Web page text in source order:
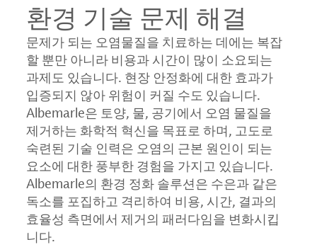
환경 기술 문제 해결
문제가 되는 오염물질을 치료하는 데에는 복잡
할 뿐만 아니라 비용과 시간이 많이 소요되는
과제도 있습니다. 현장 안정화에 대한 효과가
입증되지 않아 위험이 커질 수도 있습니다.
Albemarle은 토양, 물, 공기에서 오염 물질을
제거하는 화학적 혁신을 목표로 하며, 고도로
숙련된 기술 인력은 오염의 근본 원인이 되는
요소에 대한 풍부한 경험을 가지고 있습니다.
Albemarle의 환경 정화 솔루션은 수은과 같은
독소를 포집하고 격리하여 비용, 시간, 결과의
효율성 측면에서 제거의 패러다임을 변화시킵
니다.